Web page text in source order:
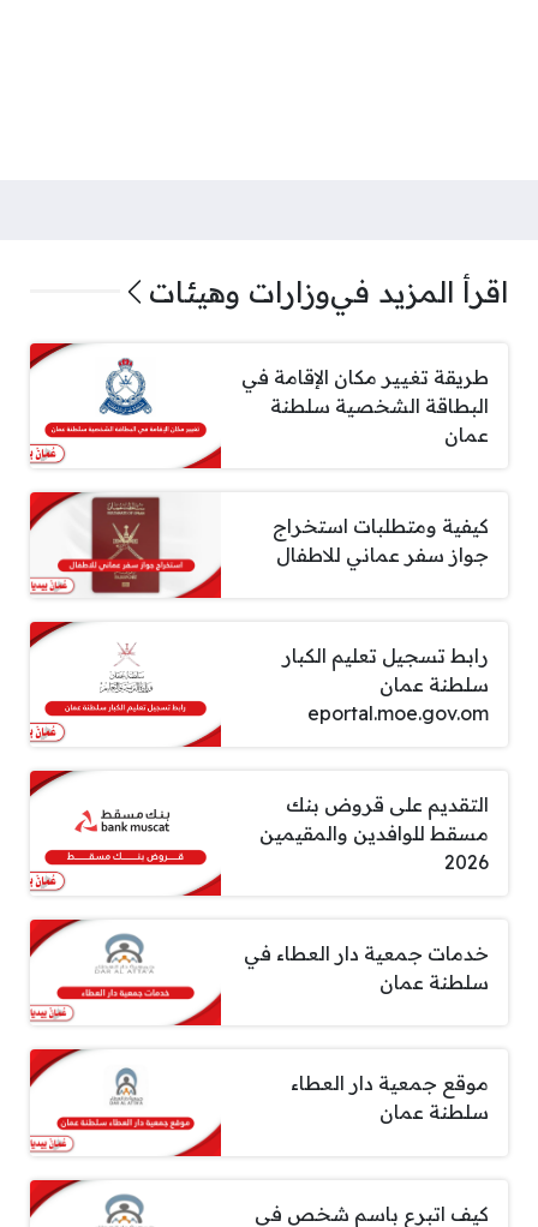
اقرأ المزيد فيوزارات وهيئات
طريقة تغيير مكان الإقامة في
البطاقة الشخصية سلطنة
عمان
كيفية ومتطلبات استخراج
جواز سفر عماني للاطفال
رابط تسجيل تعليم الكبار
سلطنة عمان
eportal.moe.gov.om
التقديم على قروض بنك
مسقط للوافدين والمقيمين
2026
خدمات جمعية دار العطاء في
سلطنة عمان
موقع جمعية دار العطاء
سلطنة عمان
كيف اتبرع باسم شخص في